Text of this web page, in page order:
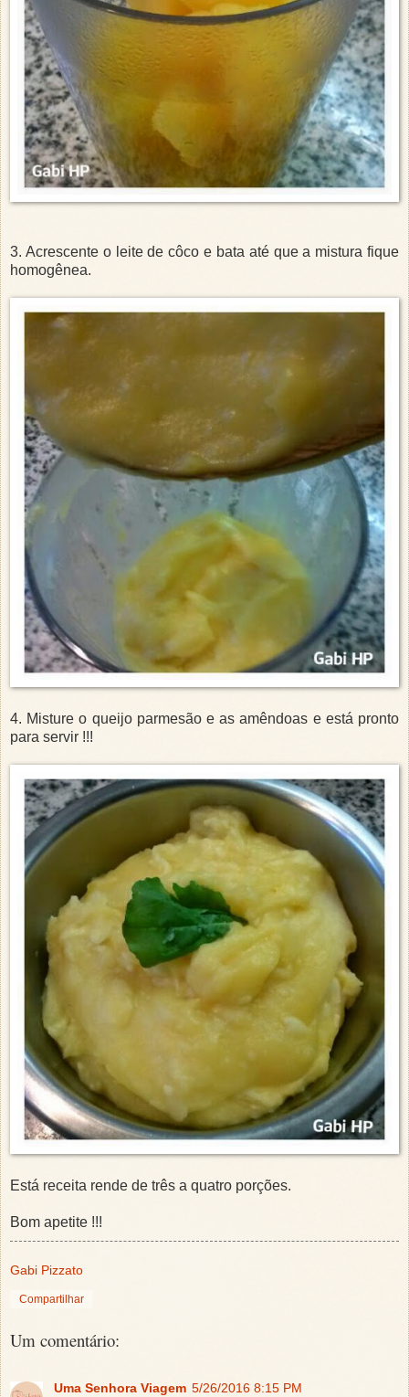
3. Acrescente o leite de côco e bata até que a mistura fique
homogênea.
4. Misture o queijo parmesão e as amêndoas e está pronto
para servir !!!
Está receita rende de três a quatro porções.
Bom apetite !!!
Gabi Pizzato
Compartilhar
Um comentário:
Uma Senhora Viagem 5/26/2016 8:15 PM